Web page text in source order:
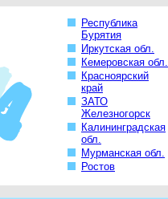
Республика
Бурятия
Иркутская обл.
Кемеровская обл.
Красноярский
край
ЗАТО
Железногорск
Калининградская
обл.
Мурманская обл.
Ростов